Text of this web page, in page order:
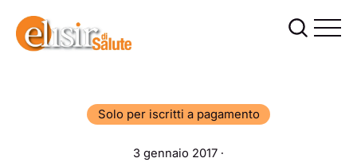
Solo per iscritti a pagamento
3 gennaio 2017 ∙